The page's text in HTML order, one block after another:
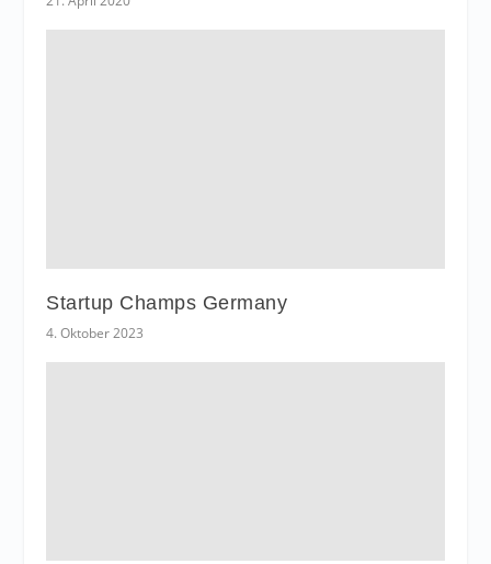
Startup Champs Germany
4. Oktober 2023